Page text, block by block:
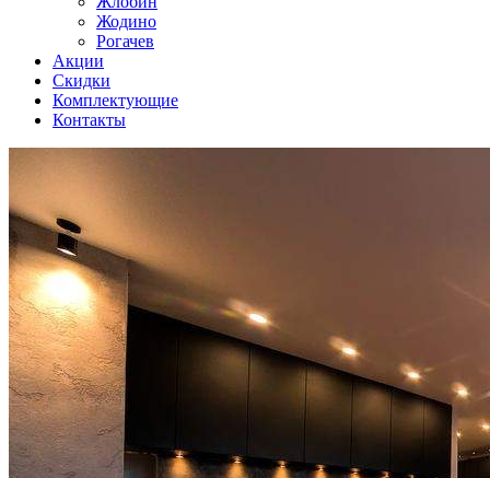
Жодино
Рогачев
Акции
Скидки
Комплектующие
Контакты